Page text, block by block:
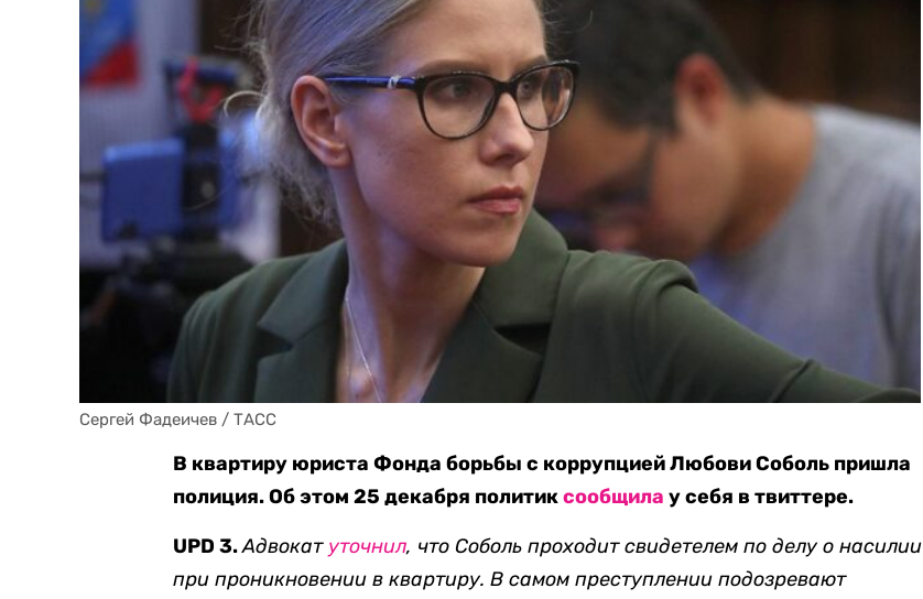
Сергей Фадеичев / ТАСС
В квартиру юриста Фонда борьбы с коррупцией Любови Соболь пришла
полиция. Об этом 25 декабря политиксообщила у себя в твиттере.
UPD 3.Адвокат уточнил, что Соболь проходит свидетелем по делу о насилии
при проникновении в квартиру. В самом преступлении подозревают